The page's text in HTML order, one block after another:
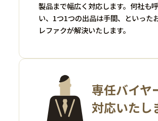
製品まで幅広く対応します。何社も
い、1つ1つの出品は手間、といった
レファクが解決いたします。
専任バイヤ
対応いたし